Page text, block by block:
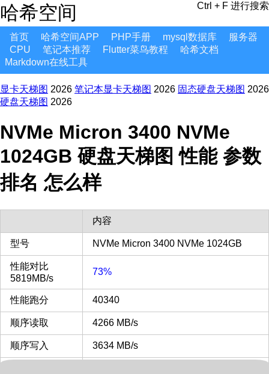
哈希空间 Ctrl + F 进行搜索
首页 哈希空间APP PHP手册 mysql数据库
服务器
CPU
笔记本推荐 Flutter菜鸟教程
哈希文档
Markdown在线工具
显卡天梯图 2026 笔记本显卡天梯图 2026 固态硬盘天梯图 2026
硬盘天梯图 2026
NVMe Micron 3400 NVMe
1024GB 硬盘天梯图 性能 参数
排名 怎么样
内容
型号 NVMe Micron 3400 NVMe 1024GB
性能对比
5819MB/s
73%
性能跑分 40340
顺序读取 4266 MB/s
顺序写入 3634 MB/s